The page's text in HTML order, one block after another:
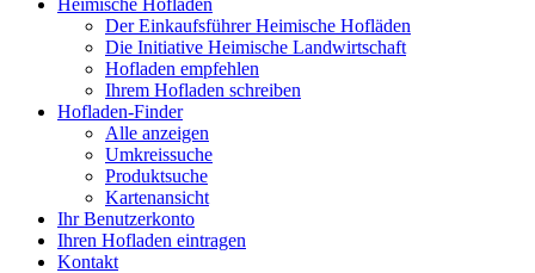
Heimische Hofläden
Der Einkaufsführer Heimische Hofläden
Die Initiative Heimische Landwirtschaft
Hofladen empfehlen
Ihrem Hofladen schreiben
Hofladen-Finder
Alle anzeigen
Umkreissuche
Produktsuche
Kartenansicht
Ihr Benutzerkonto
Ihren Hofladen eintragen
Kontakt